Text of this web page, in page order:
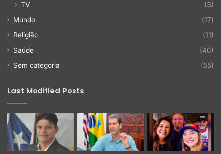
TV
(3)
Mundo
(17)
Religião
(11)
Saúde
(40)
Sem categoria
(55)
Last Modified Posts